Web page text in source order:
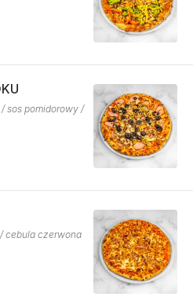
sos pomidorowy /
cebula czerwona